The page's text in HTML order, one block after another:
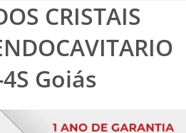
CRISTAIS
Goiás